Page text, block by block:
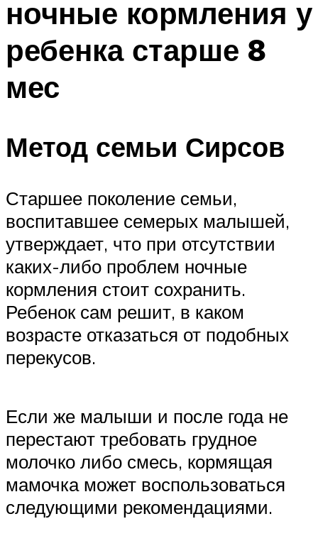
ночные кормления у
ребенка старше 8
мес
Метод семьи Сирсов
Старшее поколение семьи,
воспитавшее семерых малышей,
утверждает, что при отсутствии
каких-либо проблем ночные
кормления стоит сохранить.
Ребенок сам решит, в каком
возрасте отказаться от подобных
перекусов.
Если же малыши и после года не
перестают требовать грудное
молочко либо смесь, кормящая
мамочка может воспользоваться
следующими рекомендациями.